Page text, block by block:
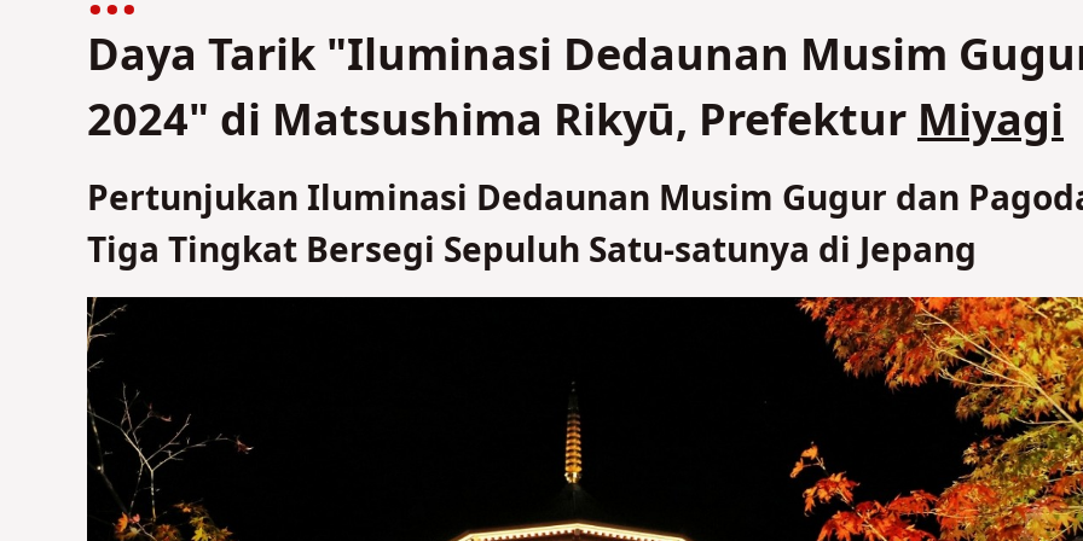
Daya Tarik "Iluminasi Dedaunan Musim
2024" di Matsushima Rikyū, PrefekturMiyagi
Pertunjukan Iluminasi Dedaunan Musim Gugur dan
Tiga Tingkat Bersegi Sepuluh Satu-satunya di Jepang